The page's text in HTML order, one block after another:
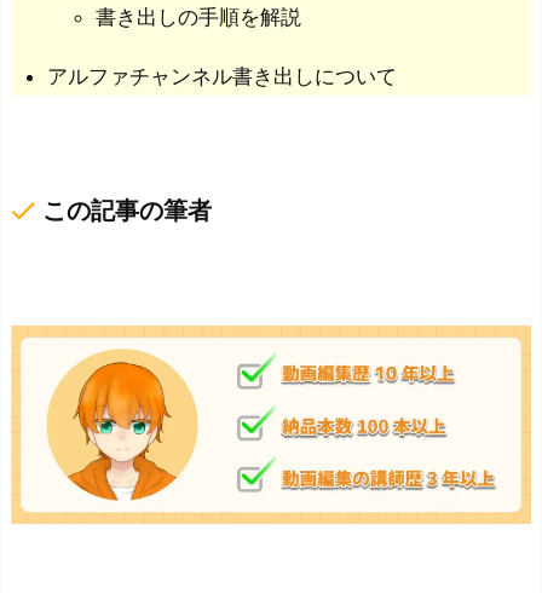
書き出しの手順を解説
アルファチャンネル書き出しについて
done この記事の筆者